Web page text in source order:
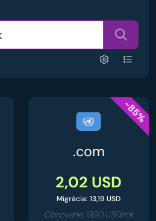
-85%
.com
2,02 USD
Migrácia: 13,19 USD
Obnovenie: 19,80 USD/rok